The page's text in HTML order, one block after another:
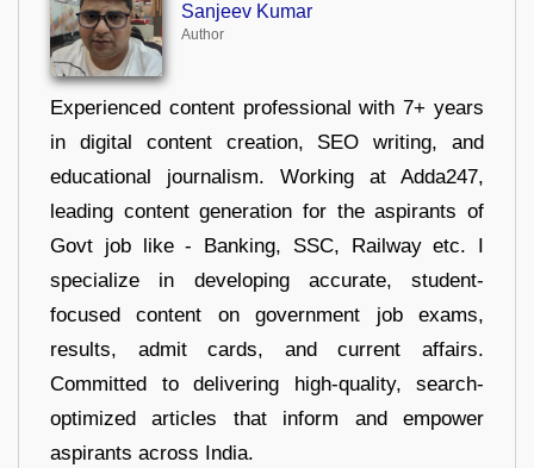
Sanjeev Kumar
Author
Experienced content professional with 7+ years
in digital content creation, SEO writing, and
educational journalism. Working at Adda247,
leading content generation for the aspirants of
Govt job like - Banking, SSC, Railway etc. I
specialize in developing accurate, student-
focused content on government job exams,
results, admit cards, and current affairs.
Committed to delivering high-quality, search-
optimized articles that inform and empower
aspirants across India.